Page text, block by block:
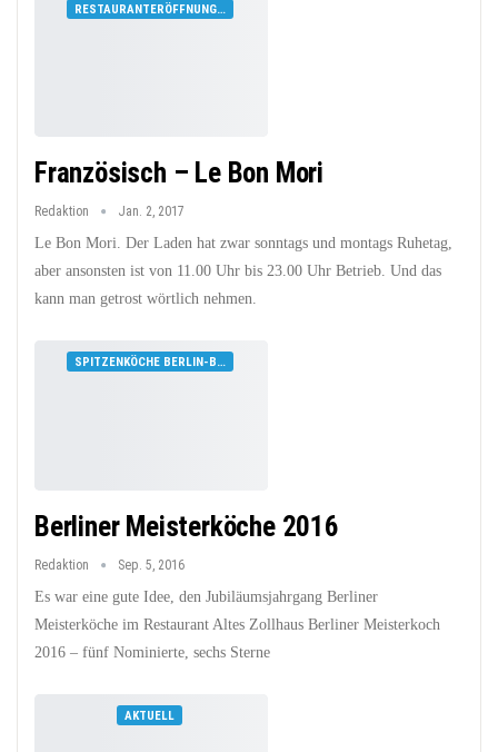
RESTAURANTERÖFFNUNGEN
Französisch – Le Bon Mori
Redaktion Jan. 2, 2017
Le Bon Mori. Der Laden hat zwar sonntags und montags Ruhetag,
aber ansonsten ist von 11.00 Uhr bis 23.00 Uhr Betrieb. Und das
kann man getrost wörtlich nehmen.
SPITZENKÖCHE BERLIN-BRANDENBURG
Berliner Meisterköche 2016
Redaktion Sep. 5, 2016
Es war eine gute Idee, den Jubiläumsjahrgang Berliner
Meisterköche im Restaurant Altes Zollhaus Berliner Meisterkoch
2016 – fünf Nominierte, sechs Sterne
AKTUELL